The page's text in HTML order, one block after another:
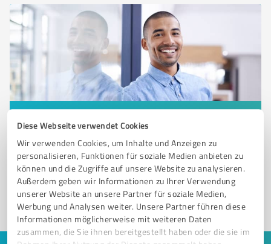
Diese Webseite verwendet Cookies
Wir verwenden Cookies, um Inhalte und Anzeigen zu
personalisieren, Funktionen für soziale Medien anbieten zu
können und die Zugriffe auf unsere Website zu analysieren.
Außerdem geben wir Informationen zu Ihrer Verwendung
unserer Website an unsere Partner für soziale Medien,
Werbung und Analysen weiter. Unsere Partner führen diese
Informationen möglicherweise mit weiteren Daten
zusammen, die Sie ihnen bereitgestellt haben oder die sie im
Sie möchten auch hier gelistet werden?
Registrieren Sie sich jetzt und werden Sie ein von
Kunden empfohlener ProvenExpert!
1